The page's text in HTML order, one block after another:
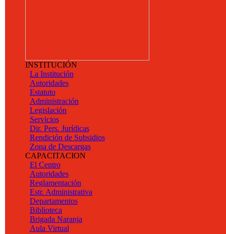
INSTITUCIÓN
La Institución
Autoridades
Estatuto
Administración
Legislación
Servicios
Dir. Pers. Jurídicas
Rendición de Subsidios
Zona de Descargas
CAPACITACION
El Centro
Autoridades
Reglamentación
Estr. Administrativa
Departamentos
Biblioteca
Brigada Naranja
Aula Virtual